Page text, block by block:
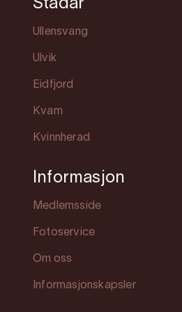
Stadar
Ullensvang
Ulvik
Eidfjord
Kvam
Kvinnherad
Informasjon
Medlemsside
Fotoservice
Om oss
Informasjonskapsler